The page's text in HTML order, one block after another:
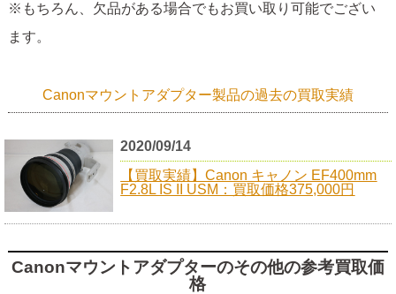
※もちろん、欠品がある場合でもお買い取り可能でござい
ます。
Canonマウントアダプター製品の過去の買取実績
2020/09/14
【買取実績】Canon キャノン EF400mm
F2.8L IS II USM：買取価格375,000円
Canonマウントアダプターのその他の参考買取価
格